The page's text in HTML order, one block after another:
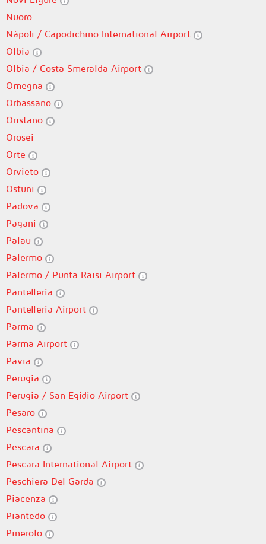
Nuoro
Nápoli / Capodichino International Airport
Olbia
Olbia / Costa Smeralda Airport
Omegna
Orbassano
Oristano
Orosei
Orte
Orvieto
Ostuni
Padova
Pagani
Palau
Palermo
Palermo / Punta Raisi Airport
Pantelleria
Pantelleria Airport
Parma
Parma Airport
Pavia
Perugia
Perugia / San Egidio Airport
Pesaro
Pescantina
Pescara
Pescara International Airport
Peschiera Del Garda
Piacenza
Piantedo
Pinerolo